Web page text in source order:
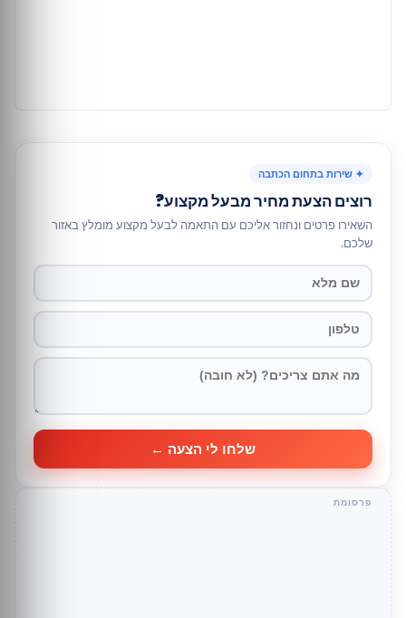
✦ שירות בתחום הכתבה
רוצים הצעת מחיר מבעל מקצוע?
השאירו פרטים ונחזור אליכם עם התאמה לבעל מקצוע מומלץ באזור
שלכם.
שלחו לי הצעה ←